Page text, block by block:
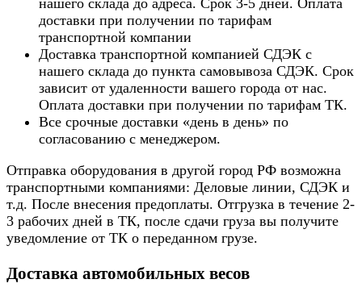
нашего склада до адреса. Срок 3-5 дней. Оплата
доставки при получении по тарифам
транспортной компании
Доставка транспортной компанией СДЭК с
нашего склада до пункта самовывоза СДЭК. Срок
зависит от удаленности вашего города от нас.
Оплата доставки при получении по тарифам ТК.
Все срочные доставки «день в день» по
согласованию с менеджером.
Отправка оборудования в другой город РФ возможна
транспортными компаниями: Деловые линии, СДЭК и
т.д. После внесения предоплаты. Отгрузка в течение 2-
3 рабочих дней в ТК, после сдачи груза вы получите
уведомление от ТК о переданном грузе.
Доставка автомобильных весов